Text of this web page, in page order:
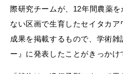
際研究チームが、12年間農薬
ない区画で生育したセイタカ
成果を掲載するもので、学術
ー』に発表したことがきっかけ